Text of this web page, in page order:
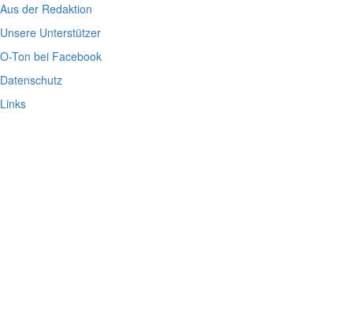
Aus der Redaktion
Unsere Unterstützer
O-Ton bei Facebook
Datenschutz
Links